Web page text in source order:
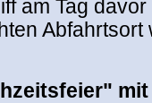
am Tag
Abfahrtsort